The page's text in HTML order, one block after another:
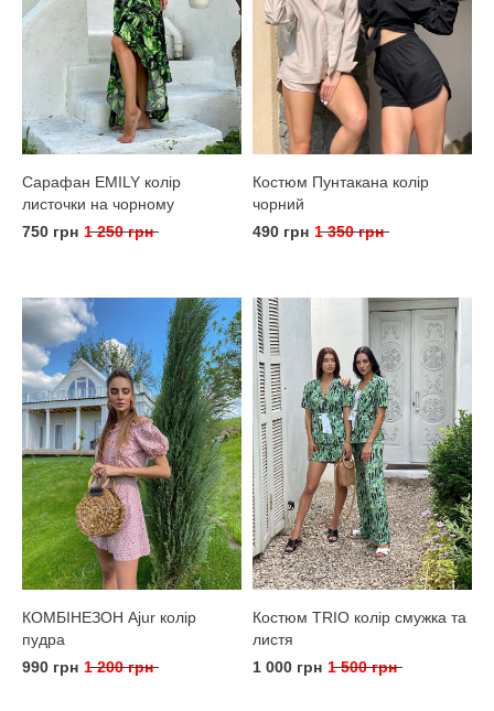
Сарафан EMILY колір
листочки на чорному
750 грн 1 250 грн
Костюм Пунтакана колір
чорний
490 грн 1 350 грн
КОМБІНЕЗОН Ajur колір
пудра
990 грн 1 200 грн
Костюм TRIO колір смужка та
листя
1 000 грн 1 500 грн